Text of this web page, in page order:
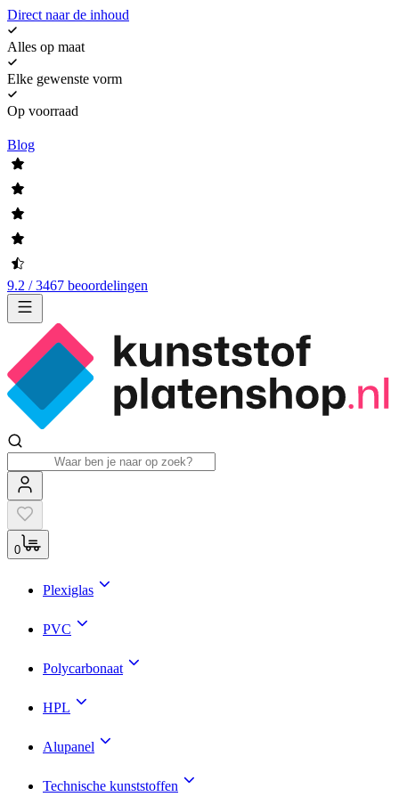
Direct naar de inhoud
Alles op maat
Elke gewenste vorm
Op voorraad
Blog
9.2 / 3467 beoordelingen
0
Plexiglas
PVC
Polycarbonaat
HPL
Alupanel
Technische kunststoffen